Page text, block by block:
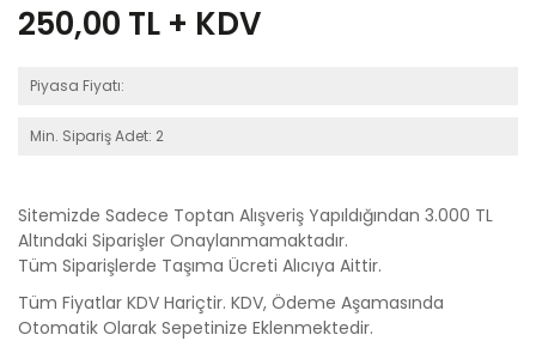
250,00 TL + KDV
Piyasa Fiyatı:
Min. Sipariş Adet: 2
Sitemizde Sadece Toptan Alışveriş Yapıldığından 3.000 TL
Altındaki Siparişler Onaylanmamaktadır.
Tüm Siparişlerde Taşıma Ücreti Alıcıya Aittir.
Tüm Fiyatlar KDV Hariçtir. KDV, Ödeme Aşamasında
Otomatik Olarak Sepetinize Eklenmektedir.